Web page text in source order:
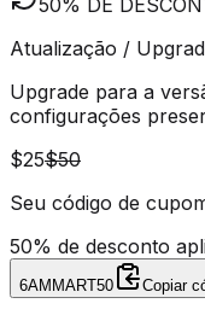
Atualização /
Upgrade para a
configurações
$25$50
Seu código de
50% de desconto
6AMMART50 Copiar